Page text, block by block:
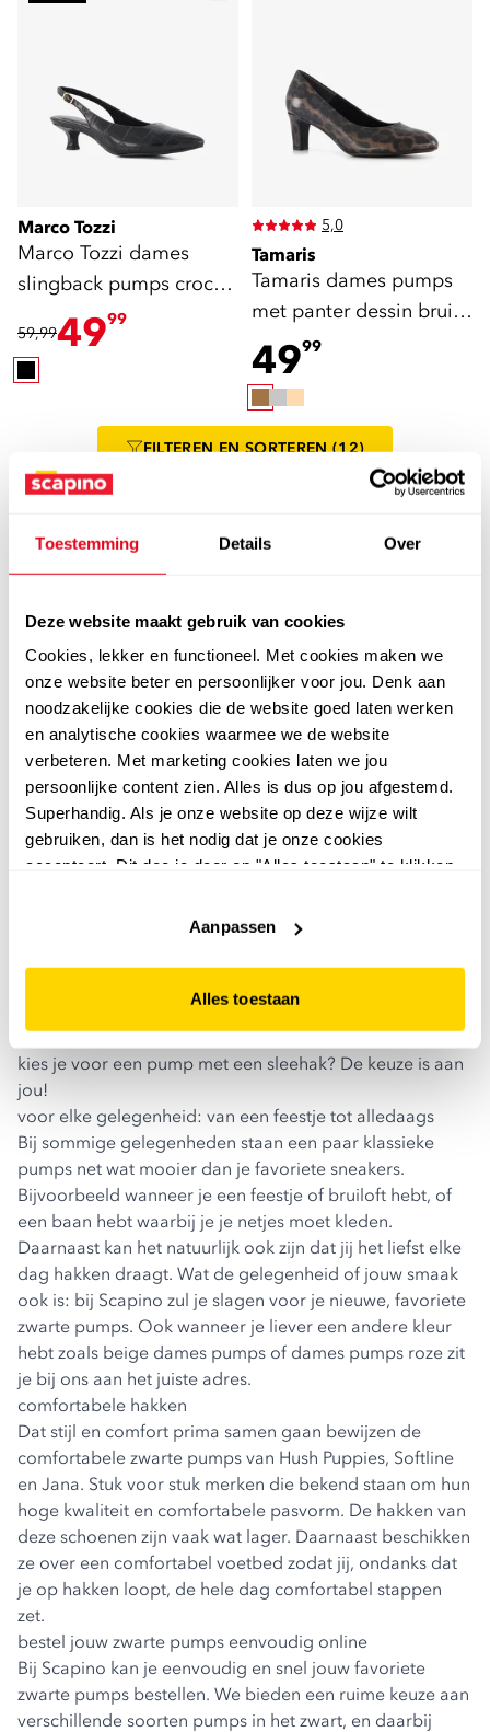
Toestemming Details Over
Deze website maakt gebruik van cookies
Cookies, lekker en functioneel. Met cookies maken we
onze website beter en persoonlijker voor jou. Denk aan
noodzakelijke cookies die de website goed laten werken
en analytische cookies waarmee we de website
verbeteren. Met marketing cookies laten we jou
persoonlijke content zien. Alles is dus op jou afgestemd.
Superhandig. Als je onze website op deze wijze wilt
gebruiken, dan is het nodig dat je onze cookies
accepteert. Dit doe je door op "Alles toestaan" te klikken.
website niet optimaal functioneert.
Aanpassen
Alles toestaan
Marco Tozzi
Marco Tozzi dames
slingback pumps croco
print zwart
59,994999
5,0
Tamaris
Tamaris dames pumps
met panter dessin bruin
zwart
4999
FILTERENEN SORTEREN(12)
Op zoek naar zwarte pumps? Bij Scapino hebben we een
ruim assortiment hakken voor dames. Of je nu op zoek
bent naar zwarte hakken voor een feestelijke
gelegenheid of voor dagelijks gebruik op kantoor: bij
ons slaag je altijd. Ontdek ons aanbod en shop de
pumps die bij jou passen!
dé klassieker onder de hakken
Zwarte pumps zijn de klassiekers onder de pumps. De
spijkerbroek of met een jurkje: ze zullen er perfect bij
kies je toch voor de elegantie van een hoge naaldhak?
Of wil je liever een combinatie van comfort en stijl en
kies je voor een pump met een sleehak? De keuze is aan
jou!
voor elke gelegenheid: van een feestje tot alledaags
Bij sommige gelegenheden staan een paar klassieke
pumps net wat mooier dan je favoriete sneakers.
Bijvoorbeeld wanneer je een feestje of bruiloft hebt, of
een baan hebt waarbij je je netjes moet kleden.
Daarnaast kan het natuurlijk ook zijn dat jij het liefst elke
dag hakken draagt. Wat de gelegenheid of jouw smaak
ook is: bij Scapino zul je slagen voor je nieuwe, favoriete
zwarte pumps. Ook wanneer je liever een andere kleur
hebt zoals beige dames pumps of dames pumps roze zit
je bij ons aan het juiste adres.
comfortabele hakken
Dat stijl en comfort prima samen gaan bewijzen de
comfortabele zwarte pumps van Hush Puppies, Softline
en Jana. Stuk voor stuk merken die bekend staan om hun
hoge kwaliteit en comfortabele pasvorm. De hakken van
deze schoenen zijn vaak wat lager. Daarnaast beschikken
ze over een comfortabel voetbed zodat jij, ondanks dat
je op hakken loopt, de hele dag comfortabel stappen
zet.
bestel jouw zwarte pumps eenvoudig online
Bij Scapino kan je eenvoudig en snel jouw favoriete
zwarte pumps bestellen. We bieden een ruime keuze aan
verschillende soorten pumps in het zwart, en daarbij